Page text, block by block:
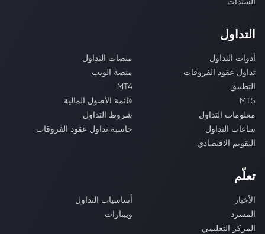
التداول
أدوات التداول
منصات التداول
تداول عقود الفروقات
منصة الويب
التطبيق
MT4
MT5
قائمة الأصول المالية
معلومات التداول
شروط التداول
ساعات التداول
حاسبة تداول عقود الفروقات
التقويم الاقتصادي
تعلّم
الأخبار
أساسيات التداول
المسرد
ويبنارات
المركز التعليمي